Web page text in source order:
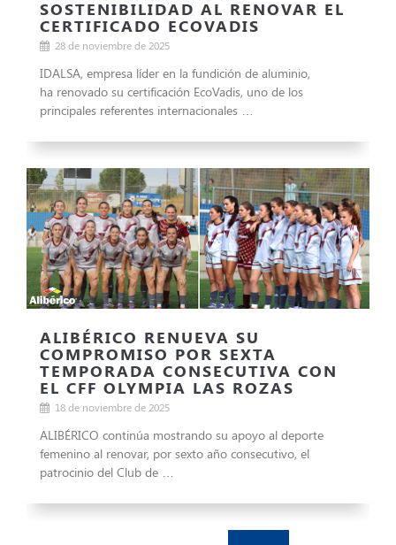
SOSTENIBILIDAD AL RENOVAR EL
CERTIFICADO ECOVADIS
28 de noviembre de 2025
IDALSA, empresa líder en la fundición de aluminio,
ha renovado su certificación EcoVadis, uno de los
principales referentes internacionales …
ALIBÉRICO RENUEVA SU
COMPROMISO POR SEXTA
TEMPORADA CONSECUTIVA CON
EL CFF OLYMPIA LAS ROZAS
18 de noviembre de 2025
ALIBÉRICO continúa mostrando su apoyo al deporte
femenino al renovar, por sexto año consecutivo, el
patrocinio del Club de …